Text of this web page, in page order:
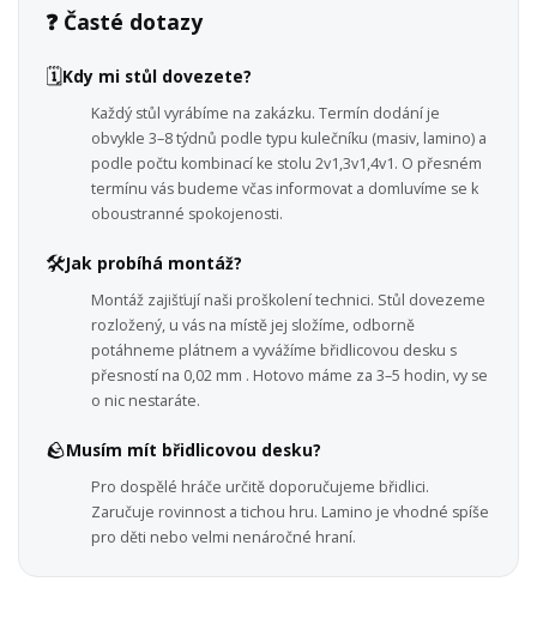
❓ Časté dotazy
🗓️Kdy mi stůl dovezete?
Každý stůl vyrábíme na zakázku. Termín dodání je
obvykle 3–8 týdnů podle typu kulečníku (masiv, lamino) a
podle počtu kombinací ke stolu 2v1,3v1,4v1. O přesném
termínu vás budeme včas informovat a domluvíme se k
oboustranné spokojenosti.
🛠️Jak probíhá montáž?
Montáž zajišťují naši proškolení technici. Stůl dovezeme
rozložený, u vás na místě jej složíme, odborně
potáhneme plátnem a vyvážíme břidlicovou desku s
přesností na 0,02 mm . Hotovo máme za 3–5 hodin, vy se
o nic nestaráte.
🪨Musím mít břidlicovou desku?
Pro dospělé hráče určitě doporučujeme břidlici.
Zaručuje rovinnost a tichou hru. Lamino je vhodné spíše
pro děti nebo velmi nenáročné hraní.